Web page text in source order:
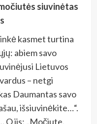
siuvinėtas
kasmet turtina
abiem savo
Lietuvos
– netgi
Daumantas savo
išsiuvinėkite…“.
O jis: „Močiute,